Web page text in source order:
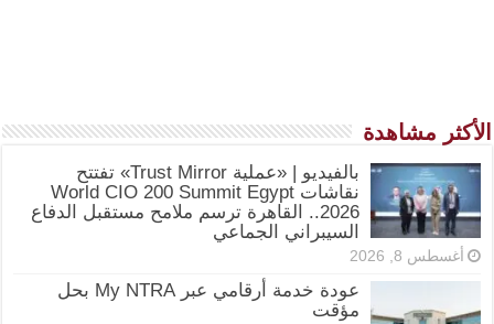
الأكثر مشاهدة
بالفيديو | «عملية Trust Mirror» تفتتح
نقاشات World CIO 200 Summit Egypt
2026.. القاهرة ترسم ملامح مستقبل الدفاع
السيبراني الجماعي
أغسطس 8, 2026
عودة خدمة أرقامي عبر My NTRA بحل
مؤقت